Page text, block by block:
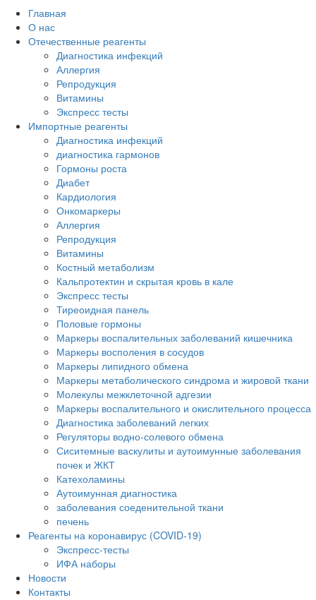
Главная
О нас
Отечественные реагенты
Диагностика инфекций
Аллергия
Репродукция
Витамины
Экспресс тесты
Импортные реагенты
Диагностика инфекций
диагностика гармонов
Гормоны роста
Диабет
Кардиология
Онкомаркеры
Аллергия
Репродукция
Витамины
Костный метаболизм
Кальпротектин и скрытая кровь в кале
Экспресс тесты
Тиреоидная панель
Половые гормоны
Маркеры воспалительных заболеваний кишечника
Маркеры восполения в сосудов
Маркеры липидного обмена
Маркеры метаболического синдрома и жировой ткани
Молекулы межклеточной адгезии
Маркеры воспалительного и окислительного процесса
Диагностика заболеваний легких
Регуляторы водно-солевого обмена
Сиситемные васкулиты и аутоимунные заболевания
почек и ЖКТ
Катехоламины
Аутоимунная диагностика
заболевания соеденительной ткани
печень
Реагенты на коронавирус (COVID-19)
Экспресс-тесты
ИФА наборы
Новости
Контакты